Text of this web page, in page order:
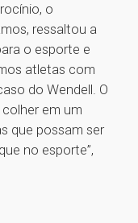
o
ressaltou a
o esporte e
atletas com
do Wendell. O
em um
que possam ser
no esporte”,